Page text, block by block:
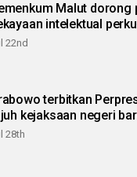
Malut dorong
intelektual
22nd
terbitkan
kejaksaan negeri
28th